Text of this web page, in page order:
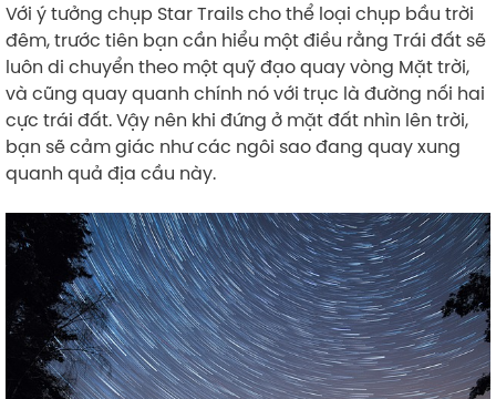
Với ý tưởng chụp Star Trails cho thể loại chụp bầu trời
đêm, trước tiên bạn cần hiểu một điều rằng Trái đất sẽ
luôn di chuyển theo một quỹ đạo quay vòng Mặt trời,
và cũng quay quanh chính nó với trục là đường nối hai
cực trái đất. Vậy nên khi đứng ở mặt đất nhìn lên trời,
bạn sẽ cảm giác như các ngôi sao đang quay xung
quanh quả địa cầu này.